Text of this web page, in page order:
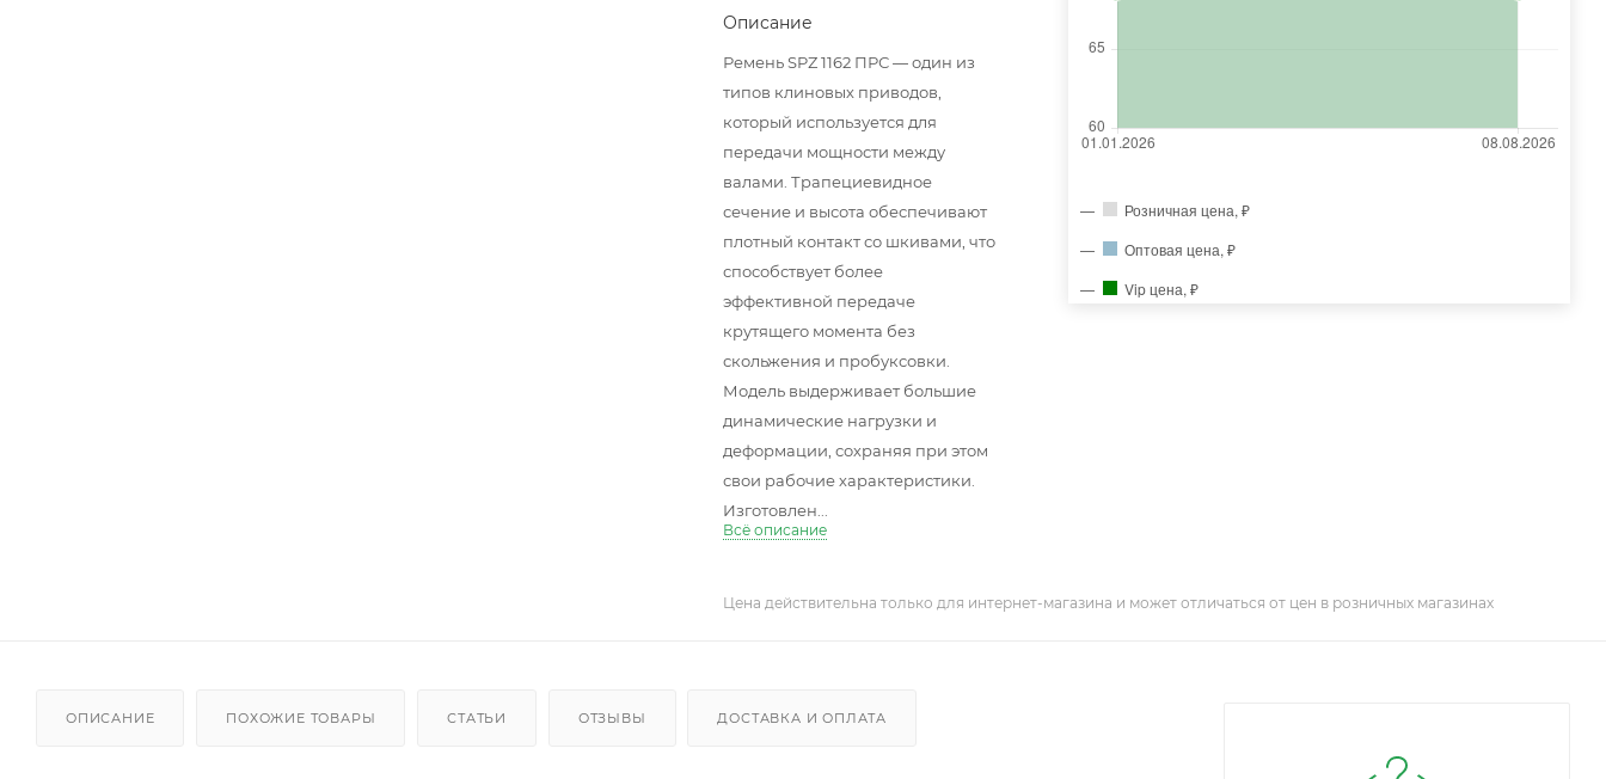
Описание
Ремень SPZ 1162 ПРС — один из
типов клиновых приводов,
который используется для
передачи мощности между
валами. Трапециевидное
сечение и высота обеспечивают
плотный контакт со шкивами, что
способствует более
эффективной передаче
крутящего момента без
скольжения и пробуксовки.
Модель выдерживает большие
динамические нагрузки и
деформации, сохраняя при этом
свои рабочие характеристики.
Изготовлен...
Всё описание
Розничная цена, ₽
Оптовая цена, ₽
Vip цена, ₽
Цена действительна только для интернет-магазина и может отличаться от цен в розничных магазинах
ОПИСАНИЕ ПОХОЖИЕ ТОВАРЫ СТАТЬИ ОТЗЫВЫ ДОСТАВКА И ОПЛАТА